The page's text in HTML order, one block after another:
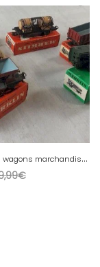
L
ot d'anciens wagons marchandises, 4601 + 4602 + 4610 + 4003 , Märklin, en HO
€